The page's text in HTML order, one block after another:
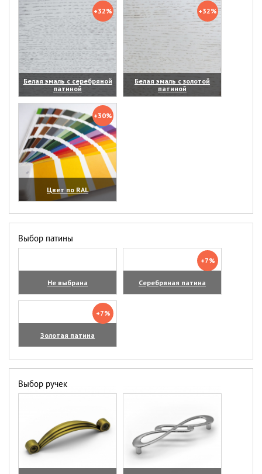
+32%
Белая эмаль с серебряной
патиной
(увеличить)
+32%
Белая эмаль с золотой
патиной
(увеличить)
+30%
Цвет по RAL
(увеличить)
Выбор патины
Не выбрана Серебряная патина
+7%
Золотая патина
+7%
Выбор ручек